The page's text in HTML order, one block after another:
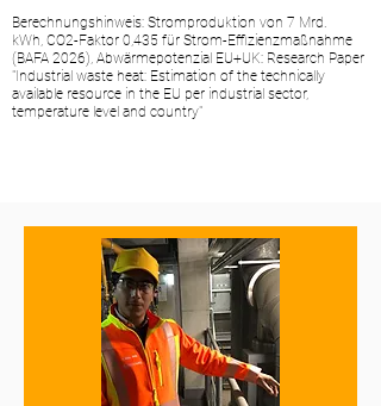
Berechnungshinweis: Stromproduktion von 7 Mrd.
kWh, CO2-Faktor 0,435 für Strom-Effizienzmaßnahme
(BAFA 2026), Abwärmepotenzial EU+UK: Research Paper
"Industrial waste heat: Estimation of the technically
available resource in the EU per industrial sector,
temperature level and country"